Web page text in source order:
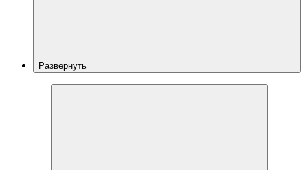
Развернуть